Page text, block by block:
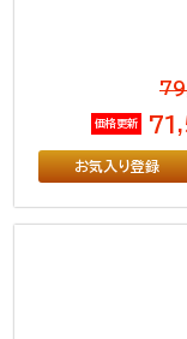
価格更新
お気入り登録